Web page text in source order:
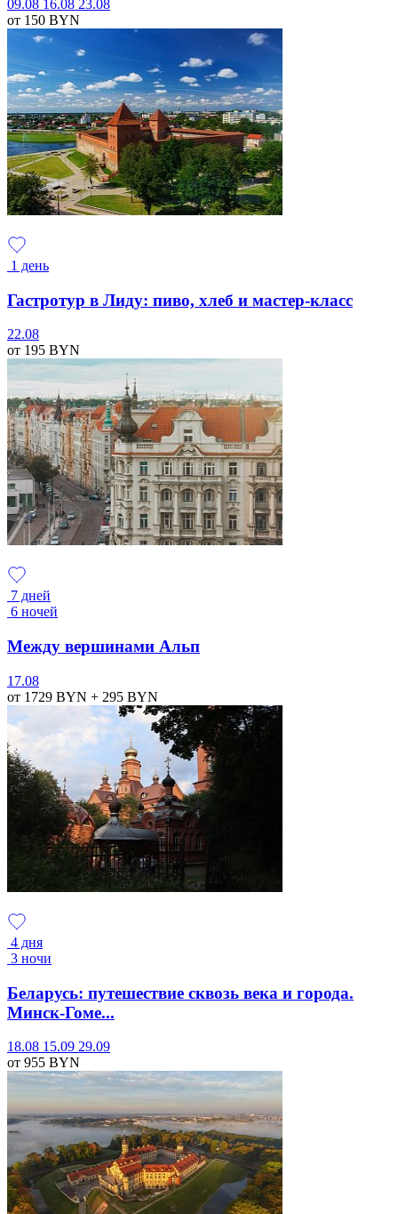
09.08 16.08 23.08
от 150 BYN
1 день
Гастротур в Лиду: пиво, хлеб и мастер-класс
22.08
от 195 BYN
7 дней
6 ночей
Между вершинами Альп
17.08
от 1729 BYN + 295 BYN
4 дня
3 ночи
Беларусь: путешествие сквозь века и города.
Минск-Гоме...
18.08 15.09 29.09
от 955 BYN